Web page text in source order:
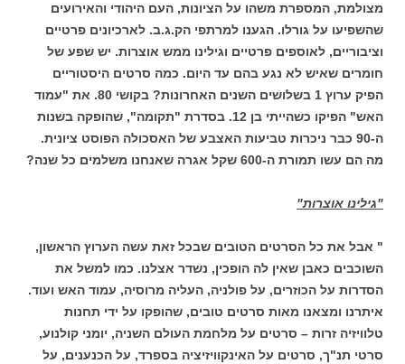
מצולמת, המספרת משהו על הציונות, העם היהודי והאירועים
שהשפיעו על גורלו. הגענו למרתפי הק.ג.ב. לארכיונים פרטיים
וציבוריים, לאוספים פרטיים וגילינו ממש אוצרות. יש שפע של
חומרים שאיש לא נגע בהם עד היום. כמה סרטים היסטוריים
הפיק ערוץ 1 בשלושים השנים האחרונות? בקושי 80. את "עמוד
האש" הפיקו כשהייתי בן 12. בסדרת "תקומה", שהופקה בשנות
ה-90 כבר ניכרות טביעות האצבע של האסכולה הפוסט ציונית.
מה הם עשו תמורת ה-600 שקל אגרה שאנחנו משלמים כל שנה?
"גילינו אוצרות"
" אבל את כל הסרטים הטובים שבכל זאת עשה הערוץ הראשון,
השוכבים כאבן שאין לה הופכין, נשדר אצלנו. כמו למשל את
הסדרות על הכוזרים, על פולניה, העליה מרוסיה, עמוד האש ועוד.
איתרנו ומצאנו מאות סרטים טובים, שהופקו על ידי תחנות
טלוויזיה זרות – סרטים על מלחמת העולם השניה, יומני קולנוע,
סרטי תנ"ך, סרטים על האינקוויזיציה בספרד, על הכנענים, על